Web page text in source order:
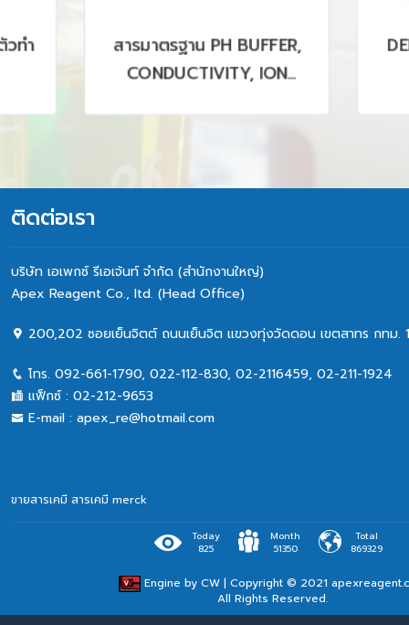
DEHYDRATED CULTURE
MEDIA ; MERCK
ติดต่อเรา
บริษัท เอเพกซ์ รีเอเจ้นท์ จำกัด (สำนักงานใหญ่)
Apex Reagent Co., Itd. (Head Office)
200,202 ซอยเย็นจิตต์ ถนนเย็นจิต แขวงทุ่งวัดดอน เขตสาทร กทม.
โทร. 092-661-1790, 022-112-830, 02-2116459, 02-211-1924
แฟ็กซ์ : 02-212-9653
E-mail : apex_re@hotmail.com
ขายสารเคมี สารเคมี merck
Engine by CW| Copyright © 2021
All Rights Reserved.
Today
825
Month
51350
Total
869329